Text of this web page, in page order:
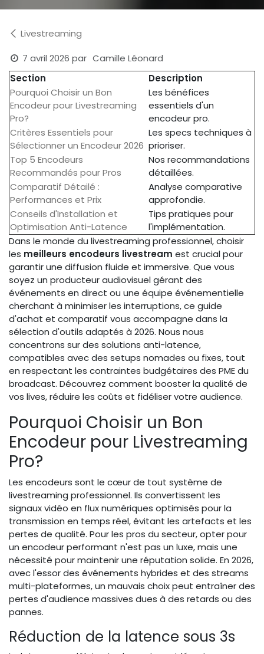
Livestreaming
7 avril 2026 par Camille Léonard
Section
Description
Pourquoi Choisir un Bon
Encodeur pour Livestreaming
Pro?
Les bénéfices
essentiels d'un
encodeur pro.
Critères Essentiels pour
Sélectionner un Encodeur 2026
Les specs techniques à
prioriser.
Top 5 Encodeurs
Recommandés pour Pros
Nos recommandations
détaillées.
Comparatif Détailé :
Performances et Prix
Analyse comparative
approfondie.
Conseils d'Installation et
Optimisation Anti-Latence
Tips pratiques pour
l'implémentation.
Dans le monde du livestreaming professionnel, choisir
les meilleurs encodeurs livestream est crucial pour
garantir une diffusion fluide et immersive. Que vous
soyez un producteur audiovisuel gérant des
événements en direct ou une équipe événementielle
cherchant à minimiser les interruptions, ce guide
d'achat et comparatif vous accompagne dans la
sélection d'outils adaptés à 2026. Nous nous
concentrons sur des solutions anti-latence,
compatibles avec des setups nomades ou fixes, tout
en respectant les contraintes budgétaires des PME du
broadcast. Découvrez comment booster la qualité de
vos lives, réduire les coûts et fidéliser votre audience.
Pourquoi Choisir un Bon
Encodeur pour Livestreaming
Pro?
Les encodeurs sont le cœur de tout système de
livestreaming professionnel. Ils convertissent les
signaux vidéo en flux numériques optimisés pour la
transmission en temps réel, évitant les artefacts et les
pertes de qualité. Pour les pros du secteur, opter pour
un encodeur performant n'est pas un luxe, mais une
nécessité pour maintenir une réputation solide. En 2026,
avec l'essor des événements hybrides et des streams
multi-plateformes, un mauvais choix peut entraîner des
pertes d'audience massives dues à des retards ou des
pannes.
Réduction de la latence sous 3s